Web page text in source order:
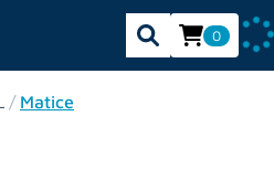
0
/ Matice